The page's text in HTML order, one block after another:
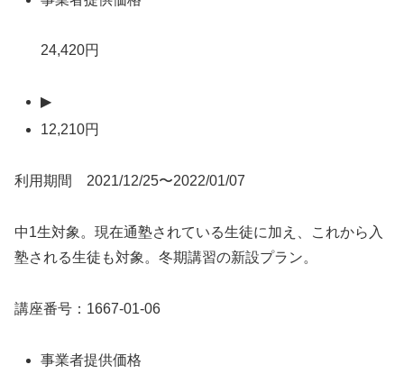
24,420円
▶
12,210円
利用期間 2021/12/25〜2022/01/07
中1生対象。現在通塾されている生徒に加え、これから入
塾される生徒も対象。冬期講習の新設プラン。
講座番号：1667-01-06
事業者提供価格